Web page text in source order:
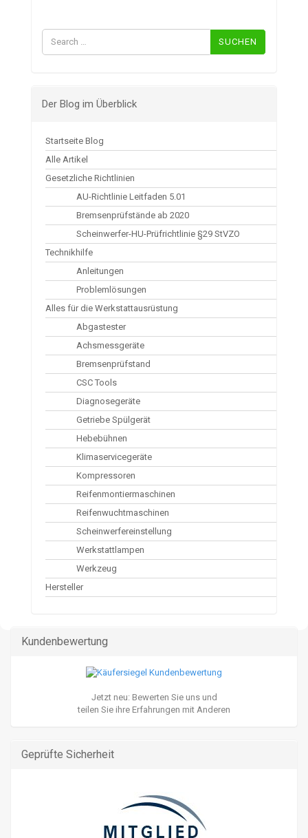
Suchen
nach:
Der Blog im Überblick
Startseite Blog
Alle Artikel
Gesetzliche Richtlinien
AU-Richtlinie Leitfaden 5.01
Bremsenprüfstände ab 2020
Scheinwerfer-HU-Prüfrichtlinie §29 StVZO
Technikhilfe
Anleitungen
Problemlösungen
Alles für die Werkstattausrüstung
Abgastester
Achsmessgeräte
Bremsenprüfstand
CSC Tools
Diagnosegeräte
Getriebe Spülgerät
Hebebühnen
Klimaservicegeräte
Kompressoren
Reifenmontiermaschinen
Reifenwuchtmaschinen
Scheinwerfereinstellung
Werkstattlampen
Werkzeug
Hersteller
Kundenbewertung
Jetzt neu: Bewerten Sie uns und
teilen Sie ihre Erfahrungen mit Anderen
Geprüfte Sicherheit